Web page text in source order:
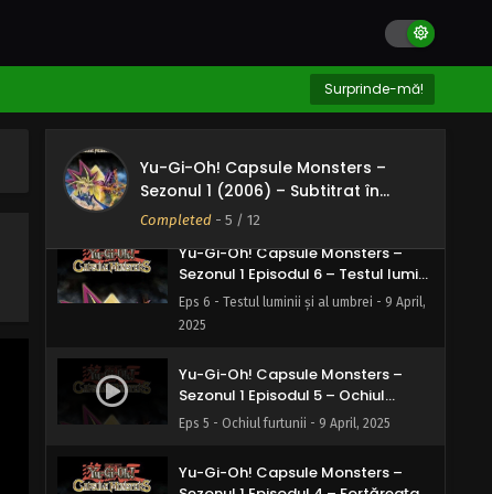
Surprinde-mă!
Yu-Gi-Oh! Capsule Monsters –
Sezonul 1 (2006) – Subtitrat în
Română
Completed - 5 / 12
Yu-Gi-Oh! Capsule Monsters –
Eps 8 - Fructul evoluției - 9 April, 2025
Ochii Roși
Eps 7 - Blestemul lui Ochii Roși - 9 April,
Yu-Gi-Oh! Capsule Monsters –
Sezonul 1 Episodul 6 – Testul luminii
și al umbrei
Eps 6 - Testul luminii și al umbrei - 9 April,
2025
Yu-Gi-Oh! Capsule Monsters –
Sezonul 1 Episodul 5 – Ochiul
furtunii
Eps 5 - Ochiul furtunii - 9 April, 2025
Yu-Gi-Oh! Capsule Monsters –